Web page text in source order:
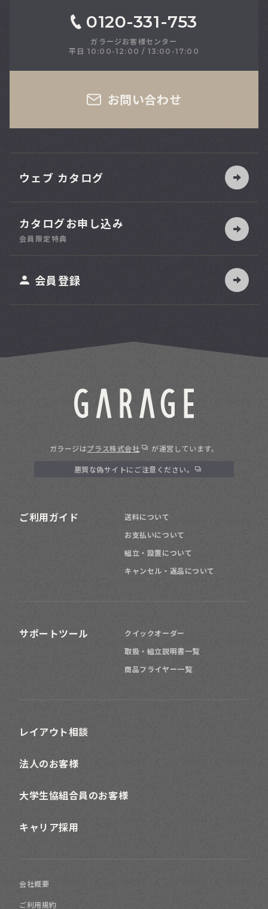
0120-331-753
ガラージお客様センター
平日 10:00-12:00 / 13:00-17:00
お問い合わせ
ウェブ カタログ
カタログお申し込み
会員限定特典
会員登録
ガラージはプラス株式会社 が運営しています。
悪質な偽サイトにご注意ください。
ご利用ガイド
送料について
お支払いについて
組立・設置について
キャンセル・返品について
サポートツール
クイックオーダー
取扱・組立説明書一覧
商品フライヤー一覧
レイアウト相談
法人のお客様
大学生協組合員のお客様
キャリア採用
会社概要
ご利用規約